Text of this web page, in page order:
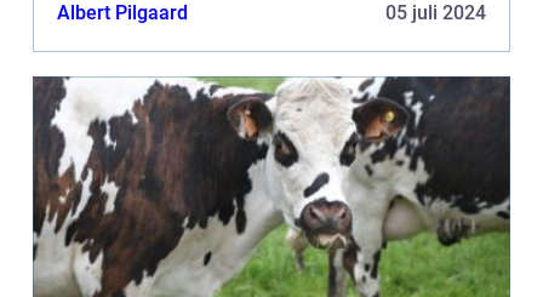
Albert Pilgaard 05 juli 2024